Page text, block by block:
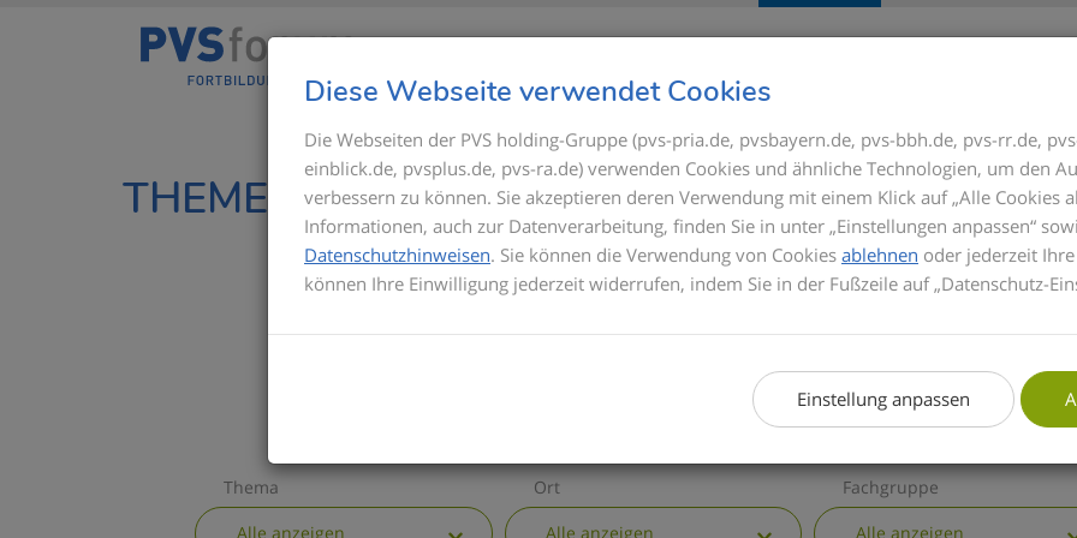
Diese Webseite verwendet Cookies
Die Webseiten der PVS holding-Gruppe (pvs-pria.de, pvsbayern.de, pvs-bbh.de, pvs-rr.de,
einblick.de, pvsplus.de, pvs-ra.de) verwenden Cookies und ähnliche Technologien, um den
verbessern zu können. Sie akzeptieren deren Verwendung mit einem Klick auf „Alle Cookies
Informationen, auch zur Datenverarbeitung, finden Sie in unter „Einstellungen anpassen“
Datenschutzhinweisen. Sie können die Verwendung von Cookies ablehnen oder jederzeit
können Ihre Einwilligung jederzeit widerrufen, indem Sie in der Fußzeile auf „Datenschutz-
Einstellung anpassen
THEMEN IM ÜBERBLICK
Bis zum
Privatabrechnung
basieren die
informieren wir Sie
GOÄ. Zusätzlich
Thema
Alle anzeigen
Ort
Alle anzeigen
Fachgruppe
Alle anzeigen